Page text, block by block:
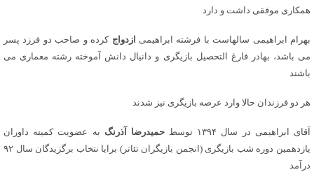
همکاری موفقی داشت و دارد
بهرام ابراهیمی سالهاست با فرشته ابراهیمی ازدواج کرده و صاحب دو فرزد پسر
می باشد، بهادر فارغ التحصیل بازیگری و دانیال دانش آموخته رشته معماری می
باشند
هر دو فرزندان حالا وارد عرصه بازیگری نیز شدند
آقای ابراهیمی در سال ۱۳۹۴ توسط حمیدرضا آذرنگ به عضویت کمیته داوران
یازدهمین دوره شب بازیگری (انجمن بازیگران تئاتر) برایا نتخاب برگزیدگان سال ۹۲
درآمد